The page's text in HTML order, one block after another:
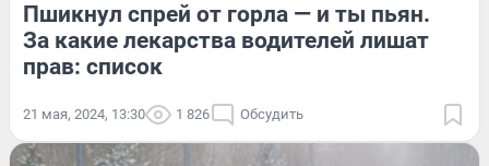
Пшикнул спрей от горла — и ты пьян.
За какие лекарства водителей лишат
прав: список
21 мая, 2024, 13:30 1 826 Обсудить